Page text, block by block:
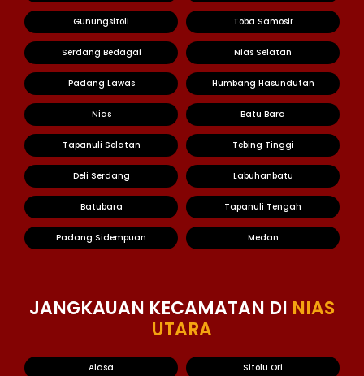
Gunungsitoli Toba Samosir
Serdang Bedagai Nias Selatan
Padang Lawas Humbang Hasundutan
Nias Batu Bara
Tapanuli Selatan Tebing Tinggi
Deli Serdang Labuhanbatu
Batubara Tapanuli Tengah
Padang Sidempuan Medan
JANGKAUAN KECAMATAN DI NIAS
UTARA
Alasa Sitolu Ori